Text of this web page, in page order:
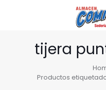
tijera
Productos